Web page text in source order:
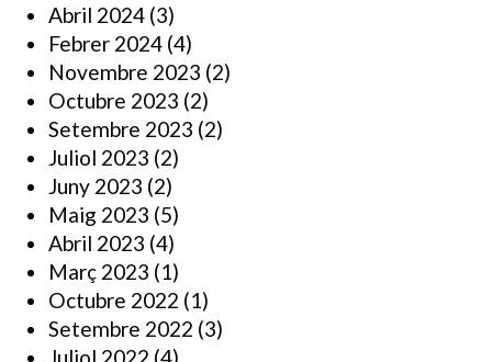
Abril 2024 (3)
Febrer 2024 (4)
Novembre 2023 (2)
Octubre 2023 (2)
Setembre 2023 (2)
Juliol 2023 (2)
Juny 2023 (2)
Maig 2023 (5)
Abril 2023 (4)
Març 2023 (1)
Octubre 2022 (1)
Setembre 2022 (3)